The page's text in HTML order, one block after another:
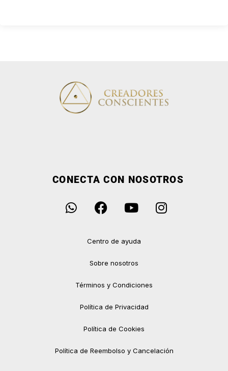
CONECTA CON NOSOTROS
Centro de ayuda
Sobre nosotros
Términos y Condiciones
Política de Privacidad
Política de Cookies
Política de Reembolso y Cancelación